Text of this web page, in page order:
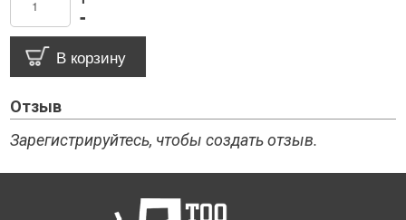
-
Отзыв
Зарегистрируйтесь, чтобы создать отзыв.